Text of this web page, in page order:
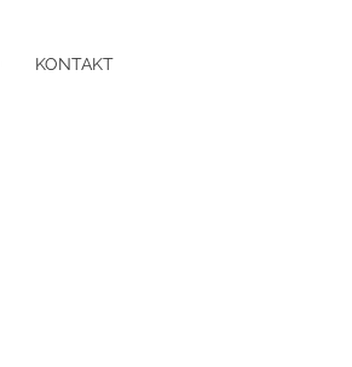
KONTAKT